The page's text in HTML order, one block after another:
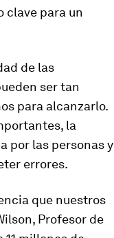
clave para un
de las
ser tan
para alcanzarlo.
la
por las personas y
errores.
que nuestros
Profesor de